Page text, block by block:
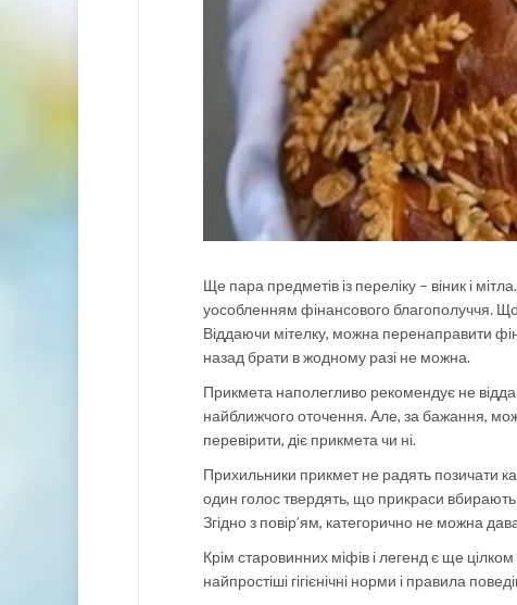
Ще пара предметів із переліку – віник і
уособленням фінансового благополуччя. Що
Віддаючи мітелку, можна перенаправити
назад брати в жодному разі не можна.
Прикмета наполегливо рекомендує не
найближчого оточення. Але, за бажання,
перевірити, діє прикмета чи ні.
Прихильники прикмет не радять позичати
один голос твердять, що прикраси
Згідно з повір’ям, категорично не можна
Крім старовинних міфів і легенд є ще
найпростіші гігієнічні норми і правила